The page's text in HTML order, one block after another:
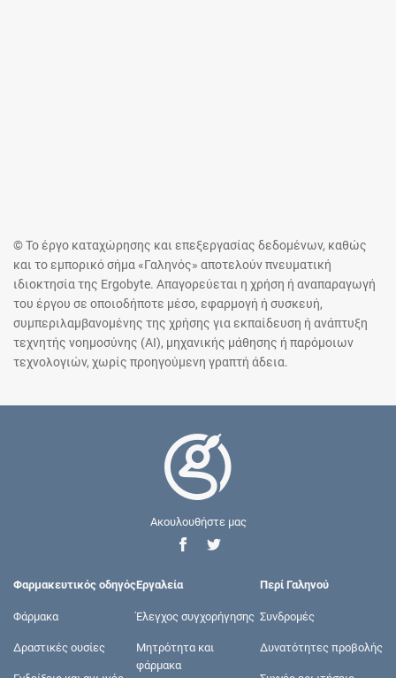
© Το έργο καταχώρησης και επεξεργασίας δεδομένων, καθώς
και το εμπορικό σήμα «Γαληνός» αποτελούν πνευματική
ιδιοκτησία της Ergobyte. Απαγορεύεται η χρήση ή αναπαραγωγή
του έργου σε οποιοδήποτε μέσο, εφαρμογή ή συσκευή,
συμπεριλαμβανομένης της χρήσης για εκπαίδευση ή ανάπτυξη
τεχνητής νοημοσύνης (AI), μηχανικής μάθησης ή παρόμοιων
τεχνολογιών, χωρίς προηγούμενη γραπτή άδεια.
Ακουλουθήστε μας
Φαρμακευτικός οδηγός
Φάρμακα
Δραστικές ουσίες
Εργαλεία
Έλεγχος συγχορήγησης
Μητρότητα και
φάρμακα
Περί Γαληνού
Συνδρομές
Δυνατότητες προβολής